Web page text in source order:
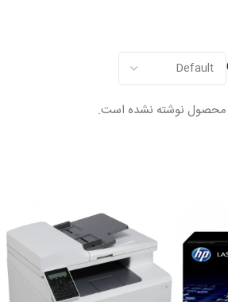
محصول نوشته نشده است.